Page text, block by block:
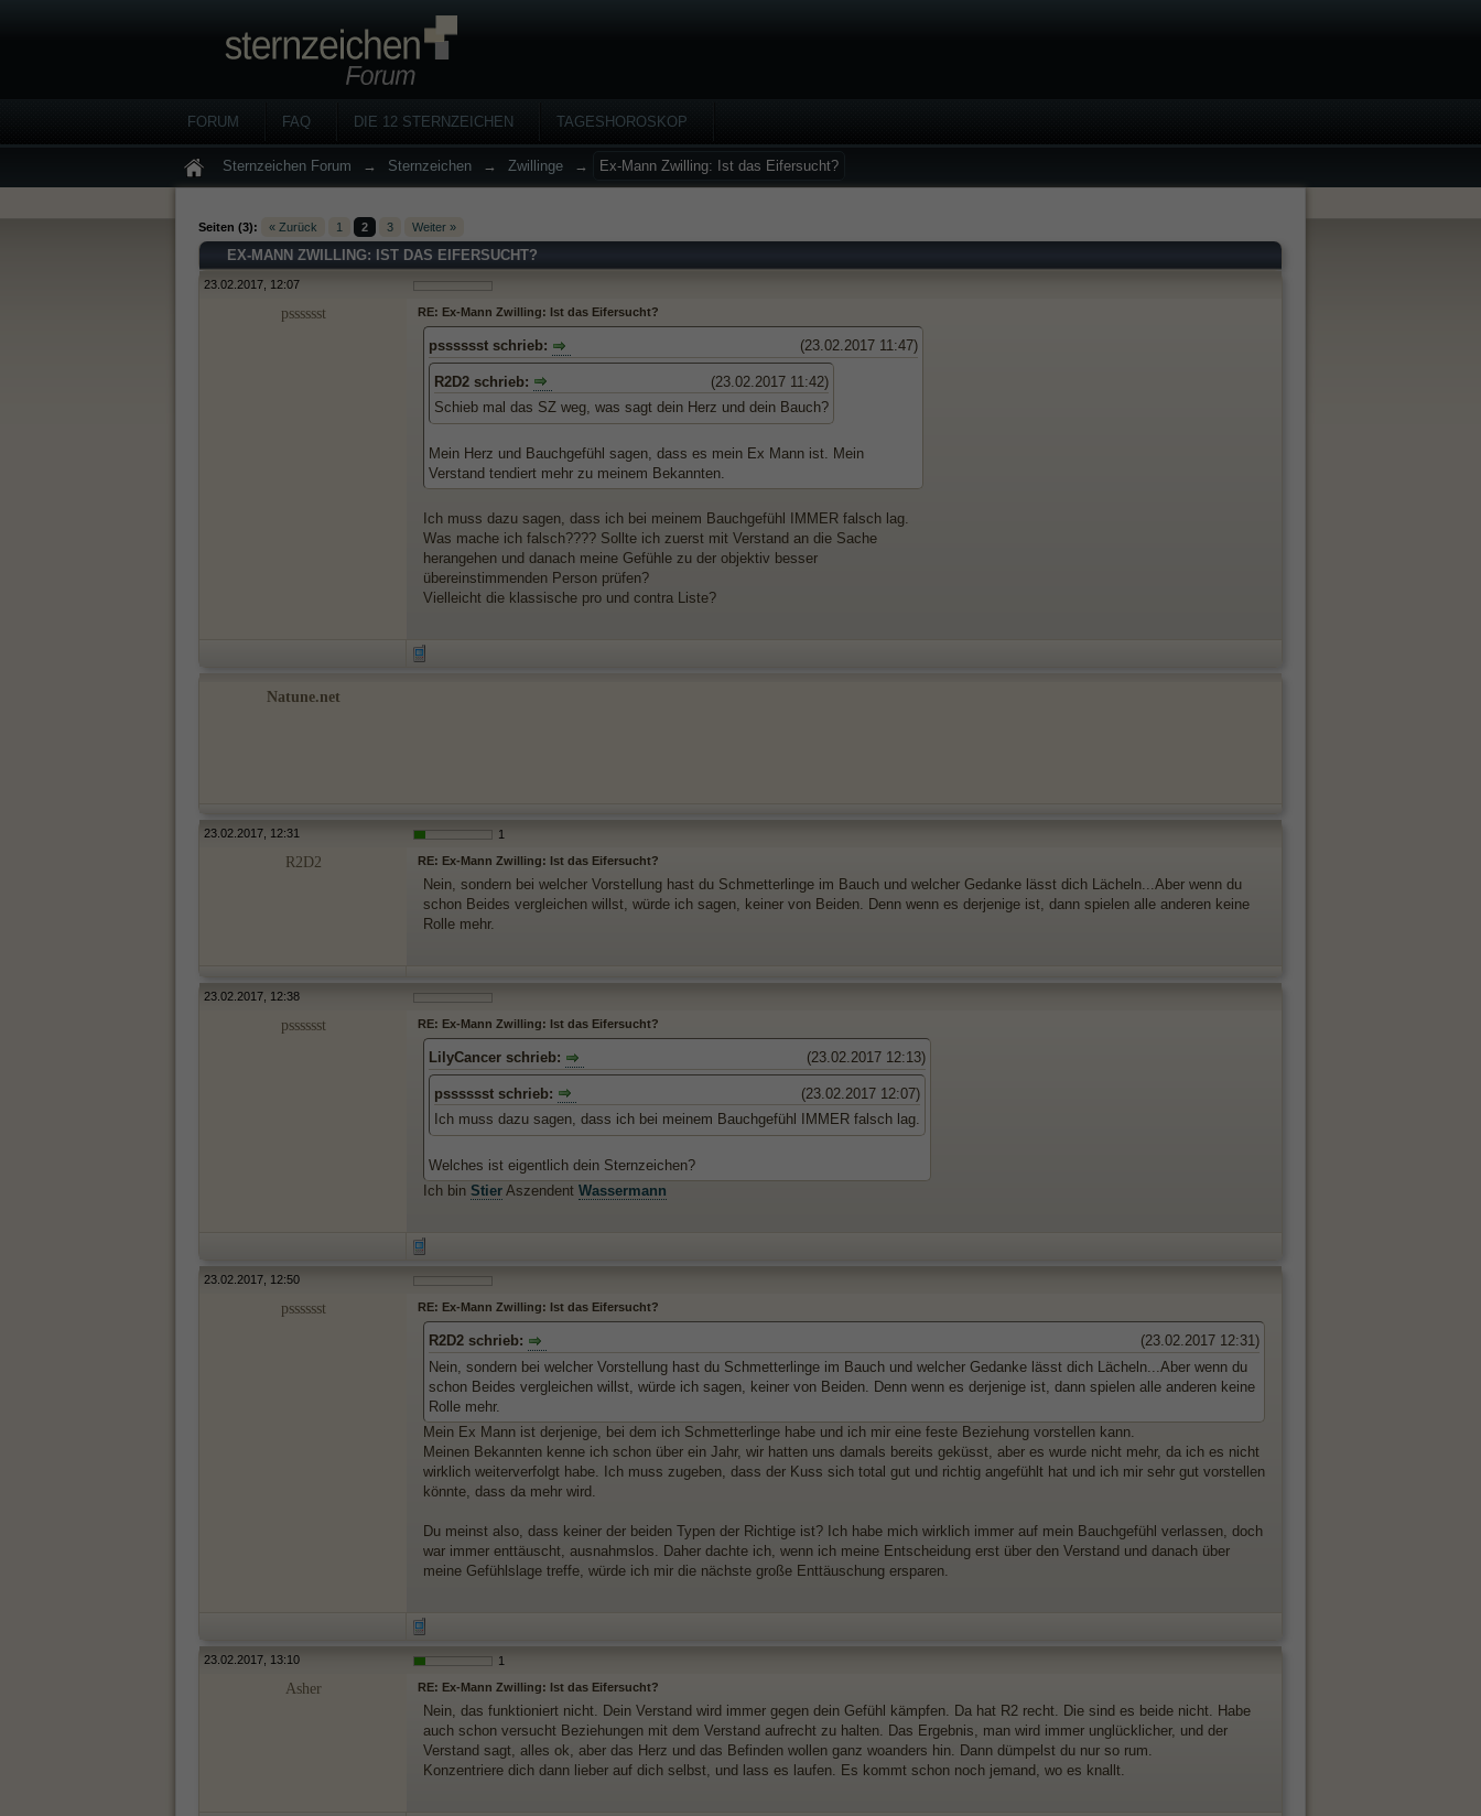
FORUM FAQ DIE 12 STERNZEICHEN TAGESHOROSKOP
Sternzeichen Forum → Sternzeichen → Zwillinge → Ex-Mann Zwilling: Ist das Eifersucht?
Seiten (3): « Zurück 1 2 3 Weiter »
EX-MANN ZWILLING: IST DAS EIFERSUCHT?
23.02.2017, 12:07
psssssst RE: Ex-Mann Zwilling: Ist das Eifersucht?
(23.02.2017 11:47)
psssssst schrieb:
(23.02.2017 11:42)
R2D2 schrieb:
Schieb mal das SZ weg, was sagt dein Herz und dein Bauch?
Mein Herz und Bauchgefühl sagen, dass es mein Ex Mann ist. Mein
Verstand tendiert mehr zu meinem Bekannten.
Ich muss dazu sagen, dass ich bei meinem Bauchgefühl IMMER falsch lag.
Was mache ich falsch???? Sollte ich zuerst mit Verstand an die Sache
herangehen und danach meine Gefühle zu der objektiv besser
übereinstimmenden Person prüfen?
Vielleicht die klassische pro und contra Liste?
Natune.net
23.02.2017, 12:31 1
R2D2 RE: Ex-Mann Zwilling: Ist das Eifersucht?
Nein, sondern bei welcher Vorstellung hast du Schmetterlinge im Bauch und welcher Gedanke lässt dich Lächeln...Aber wenn du
schon Beides vergleichen willst, würde ich sagen, keiner von Beiden. Denn wenn es derjenige ist, dann spielen alle anderen keine
Rolle mehr.
23.02.2017, 12:38
psssssst RE: Ex-Mann Zwilling: Ist das Eifersucht?
(23.02.2017 12:13)
LilyCancer schrieb:
(23.02.2017 12:07)
psssssst schrieb:
Ich muss dazu sagen, dass ich bei meinem Bauchgefühl IMMER falsch lag.
Welches ist eigentlich dein Sternzeichen?
Ich bin Stier Aszendent Wassermann
23.02.2017, 12:50
psssssst RE: Ex-Mann Zwilling: Ist das Eifersucht?
(23.02.2017 12:31)
R2D2 schrieb:
Nein, sondern bei welcher Vorstellung hast du Schmetterlinge im Bauch und welcher Gedanke lässt dich Lächeln...Aber wenn du
schon Beides vergleichen willst, würde ich sagen, keiner von Beiden. Denn wenn es derjenige ist, dann spielen alle anderen keine
Rolle mehr.
Mein Ex Mann ist derjenige, bei dem ich Schmetterlinge habe und ich mir eine feste Beziehung vorstellen kann.
Meinen Bekannten kenne ich schon über ein Jahr, wir hatten uns damals bereits geküsst, aber es wurde nicht mehr, da ich es nicht
wirklich weiterverfolgt habe. Ich muss zugeben, dass der Kuss sich total gut und richtig angefühlt hat und ich mir sehr gut vorstellen
könnte, dass da mehr wird.
Du meinst also, dass keiner der beiden Typen der Richtige ist? Ich habe mich wirklich immer auf mein Bauchgefühl verlassen, doch
war immer enttäuscht, ausnahmslos. Daher dachte ich, wenn ich meine Entscheidung erst über den Verstand und danach über
meine Gefühlslage treffe, würde ich mir die nächste große Enttäuschung ersparen.
23.02.2017, 13:10 1
Asher RE: Ex-Mann Zwilling: Ist das Eifersucht?
Nein, das funktioniert nicht. Dein Verstand wird immer gegen dein Gefühl kämpfen. Da hat R2 recht. Die sind es beide nicht. Habe
auch schon versucht Beziehungen mit dem Verstand aufrecht zu halten. Das Ergebnis, man wird immer unglücklicher, und der
Verstand sagt, alles ok, aber das Herz und das Befinden wollen ganz woanders hin. Dann dümpelst du nur so rum.
Konzentriere dich dann lieber auf dich selbst, und lass es laufen. Es kommt schon noch jemand, wo es knallt.